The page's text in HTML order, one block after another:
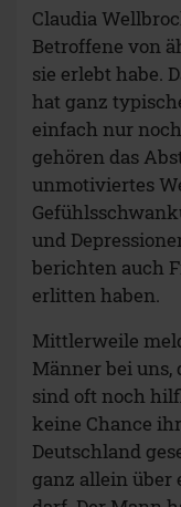
Claudia
Betroffene von
sie erlebt habe.
hat ganz
einfach nur
gehören das
unmotiviertes
und
berichten auch
erlitten haben.
Mittlerweile
Männer bei uns,
sind oft noch
keine Chance
Deutschland
ganz allein